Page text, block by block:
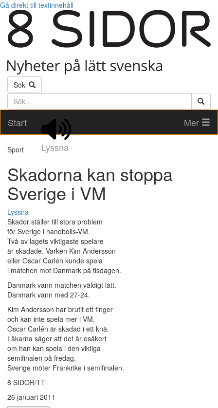
Gå direkt till textinnehåll
Sök
Söktext
Start
Lyssna
Mer
Sport
Skadorna kan stoppa
Sverige i VM
Lyssna
Skador ställer till stora problem
för Sverige i handbolls-VM.
Två av lagets viktigaste spelare
är skadade. Varken Kim Andersson
eller Oscar Carlén kunde spela
i matchen mot Danmark på tisdagen.
Danmark vann matchen väldigt lätt.
Danmark vann med 27-24.
Kim Andersson har brutit ett finger
och kan inte spela mer i VM.
Oscar Carlén är skadad i ett knä.
Läkarna säger att det är osäkert
om han kan spela i den viktiga
semifinalen på fredag.
Sverige möter Frankrike i semifinalen.
8 SIDOR/TT
26 januari 2011